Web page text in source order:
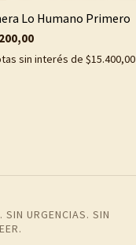
Lo Humano Primero
sin interés de $15.400,00
SIN URGENCIAS. SIN